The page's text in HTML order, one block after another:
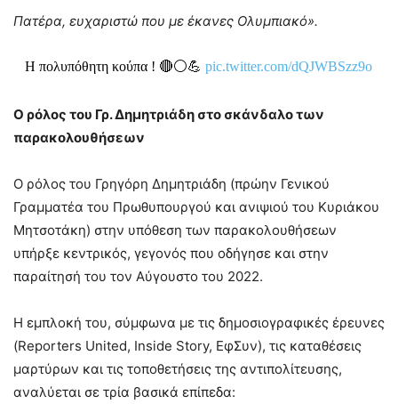
Πατέρα, ευχαριστώ που με έκανες Ολυμπιακό».
Η πολυπόθητη κούπα ! 🔴⚪️💪 pic.twitter.com/dQJWBSzz9o
Ο ρόλος του Γρ. Δημητριάδη στο σκάνδαλο των
παρακολουθήσεων
Ο ρόλος του Γρηγόρη Δημητριάδη (πρώην Γενικού
Γραμματέα του Πρωθυπουργού και ανιψιού του Κυριάκου
Μητσοτάκη) στην υπόθεση των παρακολουθήσεων
υπήρξε κεντρικός, γεγονός που οδήγησε και στην
παραίτησή του τον Αύγουστο του 2022.
Η εμπλοκή του, σύμφωνα με τις δημοσιογραφικές έρευνες
(Reporters United, Inside Story, ΕφΣυν), τις καταθέσεις
μαρτύρων και τις τοποθετήσεις της αντιπολίτευσης,
αναλύεται σε τρία βασικά επίπεδα: